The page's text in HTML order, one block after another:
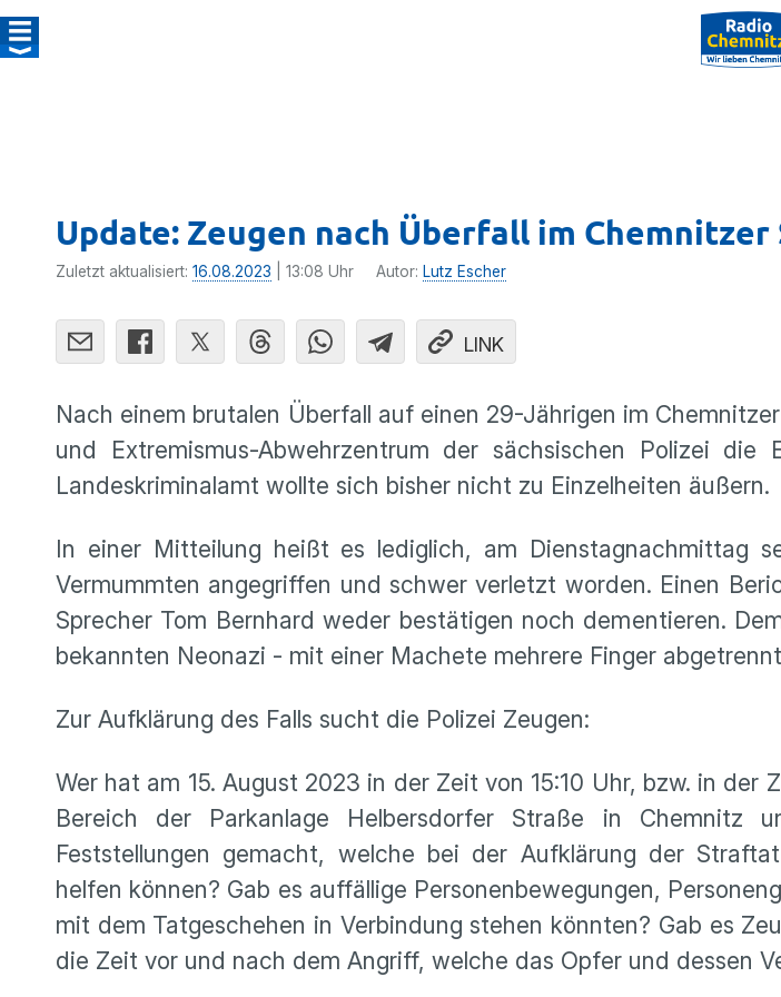
Update: Zeugen nach Überfall im
Zuletzt aktualisiert: 16.08.2023 | 13:08 Uhr Autor: Lutz Escher
LINK
Nach einem brutalen Überfall auf einen 29-Jährigen im
und Extremismus-Abwehrzentrum der sächsischen Polizei die
Landeskriminalamt wollte sich bisher nicht zu Einzelheiten äußern.
In einer Mitteilung heißt es lediglich, am Dienstagnachmittag
Vermummten angegriffen und schwer verletzt worden. Einen
Sprecher Tom Bernhard weder bestätigen noch dementieren.
bekannten Neonazi - mit einer Machete mehrere Finger
Zur Aufklärung des Falls sucht die Polizei Zeugen:
Wer hat am 15. August 2023 in der Zeit von 15:10 Uhr, bzw. in der
Bereich der Parkanlage Helbersdorfer Straße in Chemnitz
Feststellungen gemacht, welche bei der Aufklärung der
helfen können? Gab es auffällige Personenbewegungen,
mit dem Tatgeschehen in Verbindung stehen könnten? Gab es
die Zeit vor und nach dem Angriff, welche das Opfer und dessen